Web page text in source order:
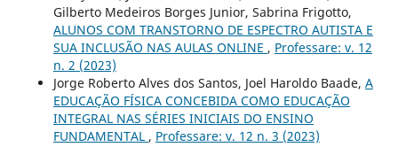
Gilberto Medeiros Borges Junior, Sabrina Frigotto,
ALUNOS COM TRANSTORNO DE ESPECTRO AUTISTA E
SUA INCLUSÃO NAS AULAS ONLINE , Professare: v. 12
n. 2 (2023)
Jorge Roberto Alves dos Santos, Joel Haroldo Baade, A
EDUCAÇÃO FÍSICA CONCEBIDA COMO EDUCAÇÃO
INTEGRAL NAS SÉRIES INICIAIS DO ENSINO
FUNDAMENTAL , Professare: v. 12 n. 3 (2023)